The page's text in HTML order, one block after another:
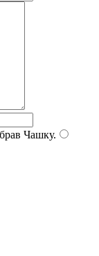
Чашку.